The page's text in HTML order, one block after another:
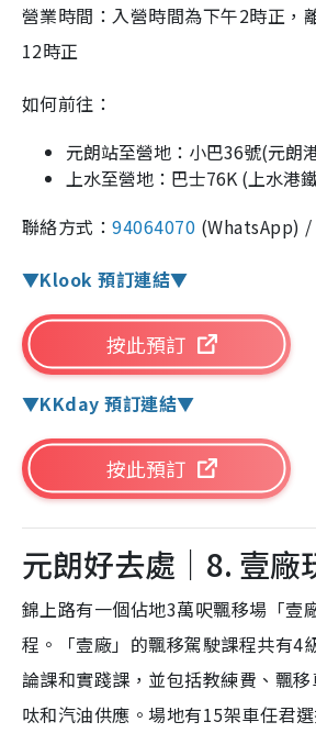
營業時間：入營時間為下午2時正，
12時正
如何前往：
元朗站至營地：小巴36號(元朗
上水至營地：巴士76K (上水港
聯絡方式：94064070 (WhatsApp)
▼Klook 預訂連結▼
按此預訂
▼KKday 預訂連結▼
按此預訂
元朗好去處｜8. 壹廠
錦上路有一個佔地3萬呎飄移場「壹
程。「壹廠」的飄移駕駛課程共有4
論課和實踐課，並包括教練費、飄
呔和汽油供應。場地有15架車任君